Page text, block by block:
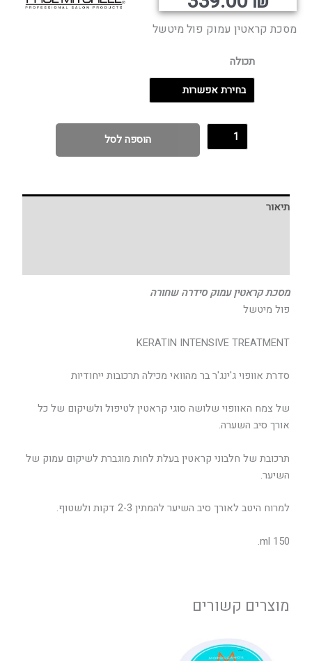
מסכת קראטין עמוק פול מיטשל
⁦149.00 ₪⁩
עד
תכולה
הוספה לסל
תיאור
מסכת קראטין עמוק סידרה שחורה
פול מיטשל
KERATIN INTENSIVE TREATMENT
סדרת אוופוי ג'ינג'ר בר מהוואי מכילה תרכובות ייחודיות
של צמח האוופוי שלושה סוגי קראטין לטיפול ולשיקום של כל
אורך סיב השערה.
תרכובת של חלבוני קראטין בעלת לחות מוגברת לשיקום עמוק של
השיער.
למרוח היטב לאורך סיב השיער להמתין 2-3 דקות ולשטוף.
150 ml.
מוצרים קשורים